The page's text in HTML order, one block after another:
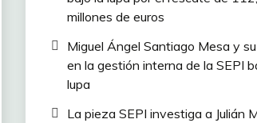
millones de euros
Miguel Ángel Santiago Mesa y
en la gestión interna de la SEPI
lupa
La pieza SEPI investiga a Julián